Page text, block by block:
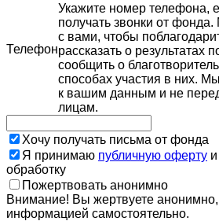
Телефон
Укажите номер телефона,
получать звонки от
с вами, чтобы
рассказать о результатах
сообщить о
способах участия в них.
к вашим данным и не
лицам.
Хочу получать письма от фонда
Я принимаю публичную оферту и
обработку
Пожертвовать анонимно
Внимание! Вы жертвуете анонимно,
информацией самостоятельно.